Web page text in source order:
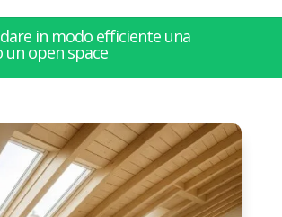
in modo efficiente una
un open space